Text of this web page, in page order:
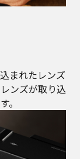
まれたレンズ
ンズが取り込
。